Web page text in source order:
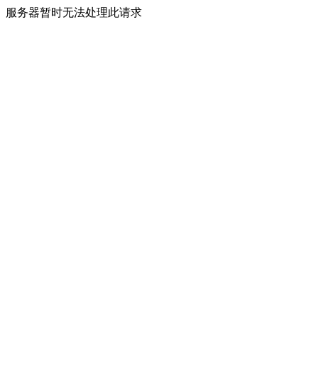
服务器暂时无法处理此请求